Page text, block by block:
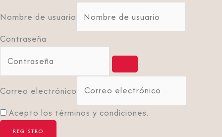
Nombre de usuario
Contraseña
Correo electrónico
Acepto los términos y condiciones.